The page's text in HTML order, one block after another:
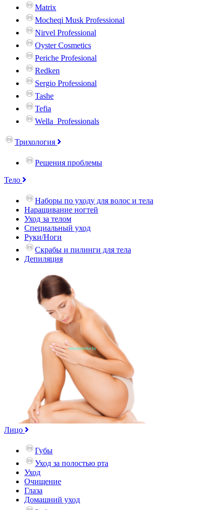
Matrix
Mocheqi Musk Professional
Nirvel Professional
Oyster Cosmetics
Periche Profesional
Redken
Sergio Professional
Tashe
Tefia
Wella_Professionals
Трихология
Решения проблемы
Тело
Наборы по уходу для волос и тела
Наращивание ногтей
Уход за телом
Специальный уход
Руки/Ноги
Скрабы и пилинги для тела
Депиляция
Лицо
Губы
Уход за полостью рта
Уход
Очищение
Глаза
Домашний уход